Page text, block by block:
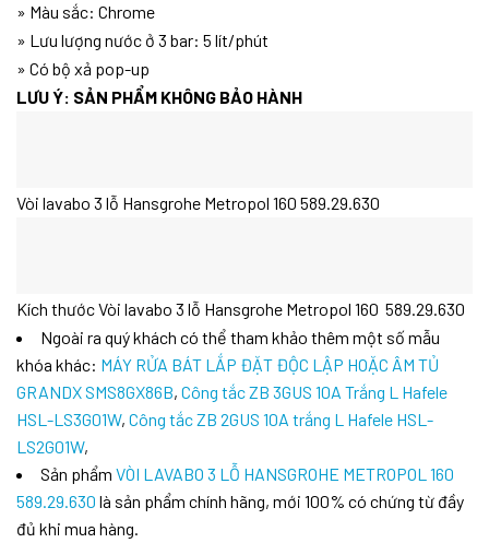
» Màu sắc: Chrome
» Lưu lượng nước ở 3 bar: 5 lít/phút
» Có bộ xả pop-up
LƯU Ý: SẢN PHẨM KHÔNG BẢO HÀNH
Vòi lavabo 3 lỗ Hansgrohe Metropol 160 589.29.630
Kích thước Vòi lavabo 3 lỗ Hansgrohe Metropol 160 589.29.630
Ngoài ra quý khách có thể tham khảo thêm một số mẫu
khóa khác: MÁY RỬA BÁT LẮP ĐẶT ĐỘC LẬP HOẶC ÂM TỦ
GRANDX SMS8GX86B, Công tắc ZB 3GUS 10A Trắng L Hafele
HSL-LS3G01W, Công tắc ZB 2GUS 10A trắng L Hafele HSL-
LS2G01W,
Sản phẩm VÒI LAVABO 3 LỖ HANSGROHE METROPOL 160
589.29.630 là sản phẩm chính hãng, mới 100% có chứng từ đầy
đủ khi mua hàng.